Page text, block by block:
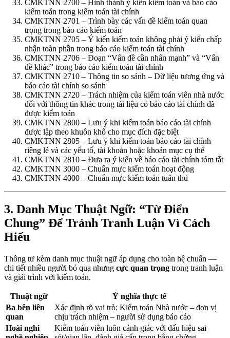
CMKTNN 2700 – Hình thành ý kiến kiểm toán và báo cáo
kiểm toán trong kiểm toán tài chính
CMKTNN 2701 – Trình bày các vấn đề kiểm toán quan
trọng trong báo cáo kiểm toán
CMKTNN 2705 – Ý kiến kiểm toán không phải ý kiến chấp
nhận toàn phần trong báo cáo kiểm toán tài chính
CMKTNN 2706 – Đoạn “Vấn đề cần nhấn mạnh” và “Vấn
đề khác” trong báo cáo kiểm toán tài chính
CMKTNN 2710 – Thông tin so sánh – Dữ liệu tương ứng và
báo cáo tài chính so sánh
CMKTNN 2720 – Trách nhiệm của kiểm toán viên nhà nước
đối với thông tin khác trong tài liệu có báo cáo tài chính đã
được kiểm toán
CMKTNN 2800 – Lưu ý khi kiểm toán báo cáo tài chính
được lập theo khuôn khổ cho mục đích đặc biệt
CMKTNN 2805 – Lưu ý khi kiểm toán báo cáo tài chính
riêng lẻ và các yếu tố, tài khoản hoặc khoản mục cụ thể
CMKTNN 2810 – Đưa ra ý kiến về báo cáo tài chính tóm tắt
CMKTNN 3000 – Chuẩn mực kiểm toán hoạt động
CMKTNN 4000 – Chuẩn mực kiểm toán tuân thủ
3. Danh Mục Thuật Ngữ: “Từ Điển
Chung” Để Tránh Tranh Luận Vì Cách
Hiểu
Thông tư kèm danh mục thuật ngữ áp dụng cho toàn hệ chuẩn —
chi tiết nhiều người bỏ qua nhưng cực quan trọng trong tranh luận
và giải trình với kiểm toán.
Thuật ngữ
Ý nghĩa thực tế
Ba bên liên
quan
Xác định rõ vai trò: Kiểm toán Nhà nước – đơn vị
chịu trách nhiệm – người sử dụng báo cáo
Hoài nghi
Kiểm toán viên luôn cảnh giác với dấu hiệu sai